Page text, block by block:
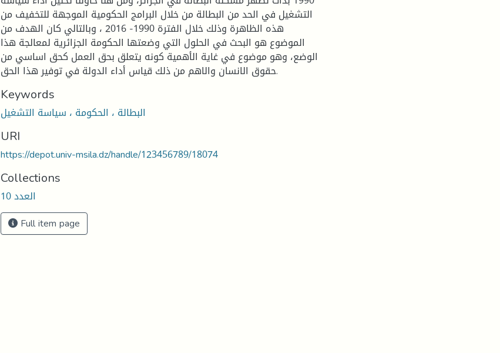
التشغيل في الحد من البطالة من خلال البرامج الحكومية الموجهة للتخفيف من
هذه الظاهرة وذلك خلال الفترة 1990- 2016 ، وبالتالي كان الهدف من
الموضوع هو البحث في الحلول التي وضعتها الحكومة الجزائرية لمعالجة هذا
الوضع، وهو موضوع في غاية الأهمية كونه يتعلق بحق العمل كحق اساسي من
حقوق الانسان والاهم من ذلك قياس أداء الدولة في توفير هذا الحق.
Keywords
البطالة ، الحكومة ، سياسة التشغيل
URI
https://depot.univ-msila.dz/handle/123456789/18074
Collections
العدد 10
Full item page